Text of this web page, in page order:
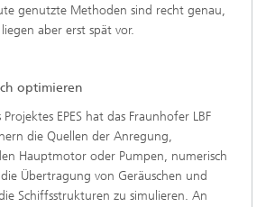
genutzte Methoden sind recht genau,
aber erst spät vor.
optimieren
EPES hat das Fraunhofer LBF
die Quellen der Anregung,
Hauptmotor oder Pumpen, numerisch
Übertragung von Geräuschen und
Schiffsstrukturen zu simulieren. An